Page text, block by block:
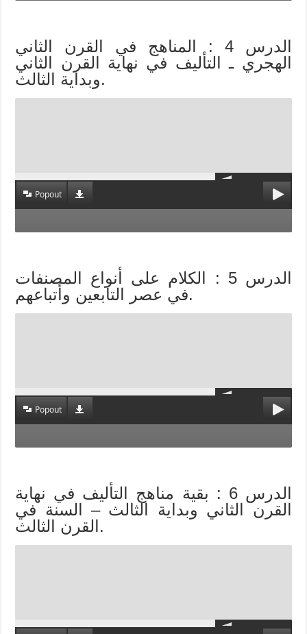
الدرس 4 : المناهج في القرن الثاني
الهجري ـ التأليف في نهاية القرن الثاني
وبداية الثالث.
Popout
الدرس 5 : الكلام على أنواع المصنفات
في عصر التابعين وأتباعهم.
Popout
الدرس 6 : بقية مناهج التأليف في نهاية
القرن الثاني وبداية الثالث – السنة في
القرن الثالث.